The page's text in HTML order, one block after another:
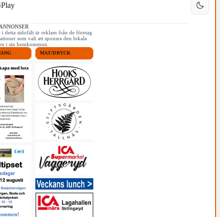
Play
i detta sidofält är reklam från de företag
som valt att sponsra den lokala
i sin hemkommun.
MAT/DRYCK